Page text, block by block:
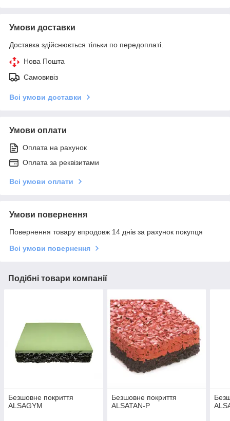
Умови доставки
Доставка здійснюється тільки по передоплаті.
Нова Пошта
Самовивіз
Всі умови доставки
Умови оплати
Оплата на рахунок
Оплата за реквізитами
Всі умови оплати
Умови повернення
Повернення товару впродовж 14 днів за рахунок покупця
Всі умови повернення
Подібні товари компанії
Безшовне покриття
ALSAGYM
Безшовне покриття
ALSATAN-P